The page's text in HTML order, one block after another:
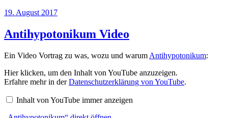
Veröffentlicht
19. August 2017
Antihypotonikum Video
Ein Video Vortrag zu was, wozu und warum Antihypotonikum:
„Antihypotonikum“
von
YouTube
Hier klicken, um den Inhalt von YouTube anzuzeigen.
Erfahre mehr in derDatenschutzerklärung von YouTube.
Inhalt von YouTube immer anzeigen